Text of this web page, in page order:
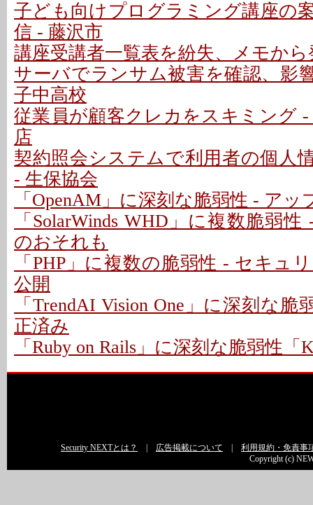
子ども向けプログラミング講座の
信 - 藤沢市
講座受講者一覧表を紛失、メモか
サーバでランサム被害を確認、影
子中高校
従業員が顧客クレカをスキミング
店
契約照会システムで利用者の個人
- 生保協会
「OpenAM」に深刻な脆弱性 - ア
「SolarWinds WHD」に複数脆弱
のおそれも
「PHP」に複数の脆弱性 - セキュ
公開
「TrendAI Vision One」に深刻な脆
正済み
「Ruby on Rails」に深刻な脆弱性「
Security NEXTとは？ 広告掲載について
利用規約・免責事
Copyright (c)